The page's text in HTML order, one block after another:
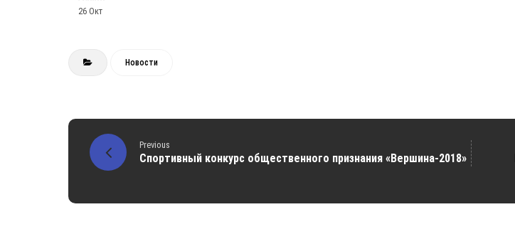
26 Окт
Новости
Previous
Спортивный конкурс общественного признания «Вершина-2018»